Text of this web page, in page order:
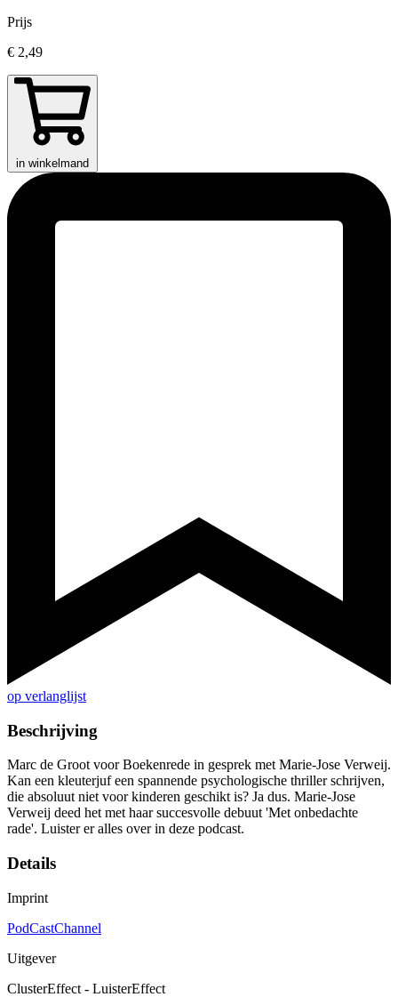
Prijs
€ 2,49
in winkelmand
op verlanglijst
Beschrijving
Marc de Groot voor Boekenrede in gesprek met Marie-Jose Verweij.
Kan een kleuterjuf een spannende psychologische thriller schrijven,
die absoluut niet voor kinderen geschikt is? Ja dus. Marie-Jose
Verweij deed het met haar succesvolle debuut 'Met onbedachte
rade'. Luister er alles over in deze podcast.
Details
Imprint
PodCastChannel
Uitgever
ClusterEffect - LuisterEffect